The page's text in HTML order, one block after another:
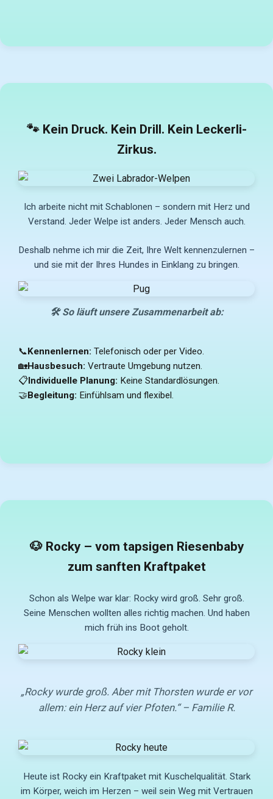
🐾 Kein Druck. Kein Drill. Kein Leckerli-
Zirkus.
Ich arbeite nicht mit Schablonen – sondern mit Herz und
Verstand. Jeder Welpe ist anders. Jeder Mensch auch.
Deshalb nehme ich mir die Zeit, Ihre Welt kennenzulernen –
und sie mit der Ihres Hundes in Einklang zu bringen.
🛠️ So läuft unsere Zusammenarbeit ab:
📞Kennenlernen: Telefonisch oder per Video.
🏡Hausbesuch: Vertraute Umgebung nutzen.
📋Individuelle Planung: Keine Standardlösungen.
🤝Begleitung: Einfühlsam und flexibel.
🐶 Rocky – vom tapsigen Riesenbaby
zum sanften Kraftpaket
Schon als Welpe war klar: Rocky wird groß. Sehr groß.
Seine Menschen wollten alles richtig machen. Und haben
mich früh ins Boot geholt.
„Rocky wurde groß. Aber mit Thorsten wurde er vor
allem: ein Herz auf vier Pfoten.“ – Familie R.
Heute ist Rocky ein Kraftpaket mit Kuschelqualität. Stark
im Körper, weich im Herzen – weil sein Weg mit Vertrauen